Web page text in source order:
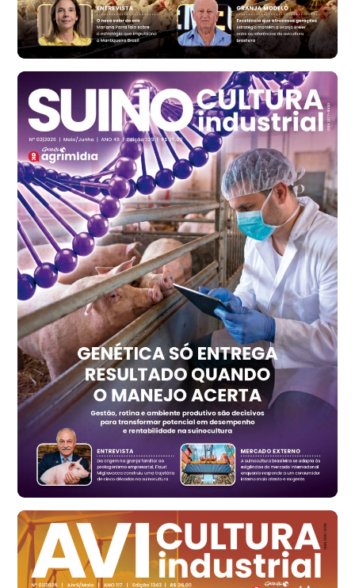
Bastos (SP)
R$ 147,87
cx
Frango - Indicador
SP
R$ 7,13
kg
Frango - Indicador
SP
R$ 7,15
kg
Trigo Atacado - Regional
PR
R$ 1.414,20
t
Trigo Atacado - Regional
RS
R$ 1.314,40
t
Ovo Vermelho - Regional
Vermelho
R$ 171,15
cx
Ovo Branco - Regional
R$ 139,43
cx
Ovo Branco - Regional